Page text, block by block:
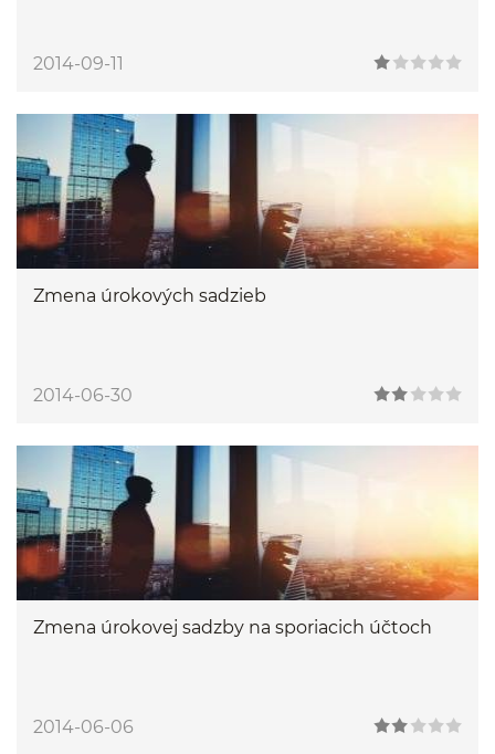
2014-09-11
Zmena úrokových sadzieb
2014-06-30
Zmena úrokovej sadzby na sporiacich účtoch
2014-06-06